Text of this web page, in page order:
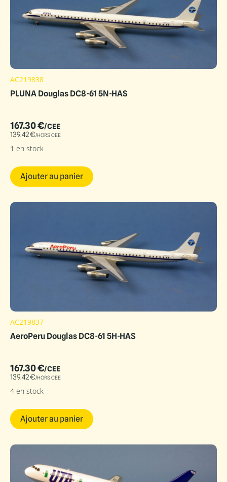
AC219838
PLUNA Douglas DC8-61 5N-HAS
167.30€/CEE
139.42€/HORS CEE
1 en stock
Ajouter au panier
AC219837
AeroPeru Douglas DC8-61 5H-HAS
167.30€/CEE
139.42€/HORS CEE
4 en stock
Ajouter au panier